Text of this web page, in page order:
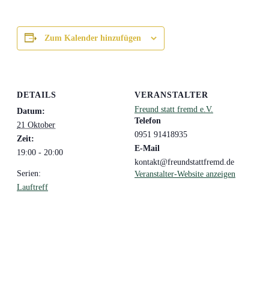
Zum Kalender hinzufügen
DETAILS
Datum:
21 Oktober
Zeit:
19:00 - 20:00
Serien:
Lauftreff
VERANSTALTER
Freund statt fremd e.V.
Telefon
0951 91418935
E-Mail
kontakt@freundstattfremd.de
Veranstalter-Website anzeigen